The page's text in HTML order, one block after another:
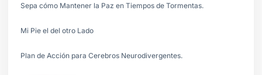
Sepa cómo Mantener la Paz en Tiempos de Tormentas.
Mi Pie el del otro Lado
Plan de Acción para Cerebros Neurodivergentes.